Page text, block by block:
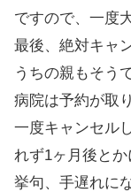
ですので、一度
最後、絶対キャ
うちの親もそう
病院は予約が取
一度キャンセル
れず1ヶ月後と
挙句、手遅れに